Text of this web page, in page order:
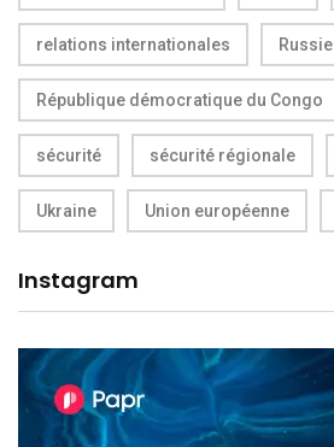
relations internationales Russie
République démocratique du Congo
sécurité sécurité régionale
Ukraine Union européenne
Instagram